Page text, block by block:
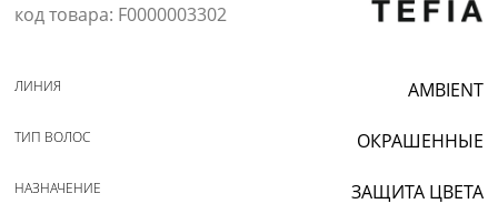
код товара: F0000003302
AMBIENT
ЛИНИЯ
ОКРАШЕННЫЕ
ТИП ВОЛОС
ЗАЩИТА ЦВЕТА
НАЗНАЧЕНИЕ